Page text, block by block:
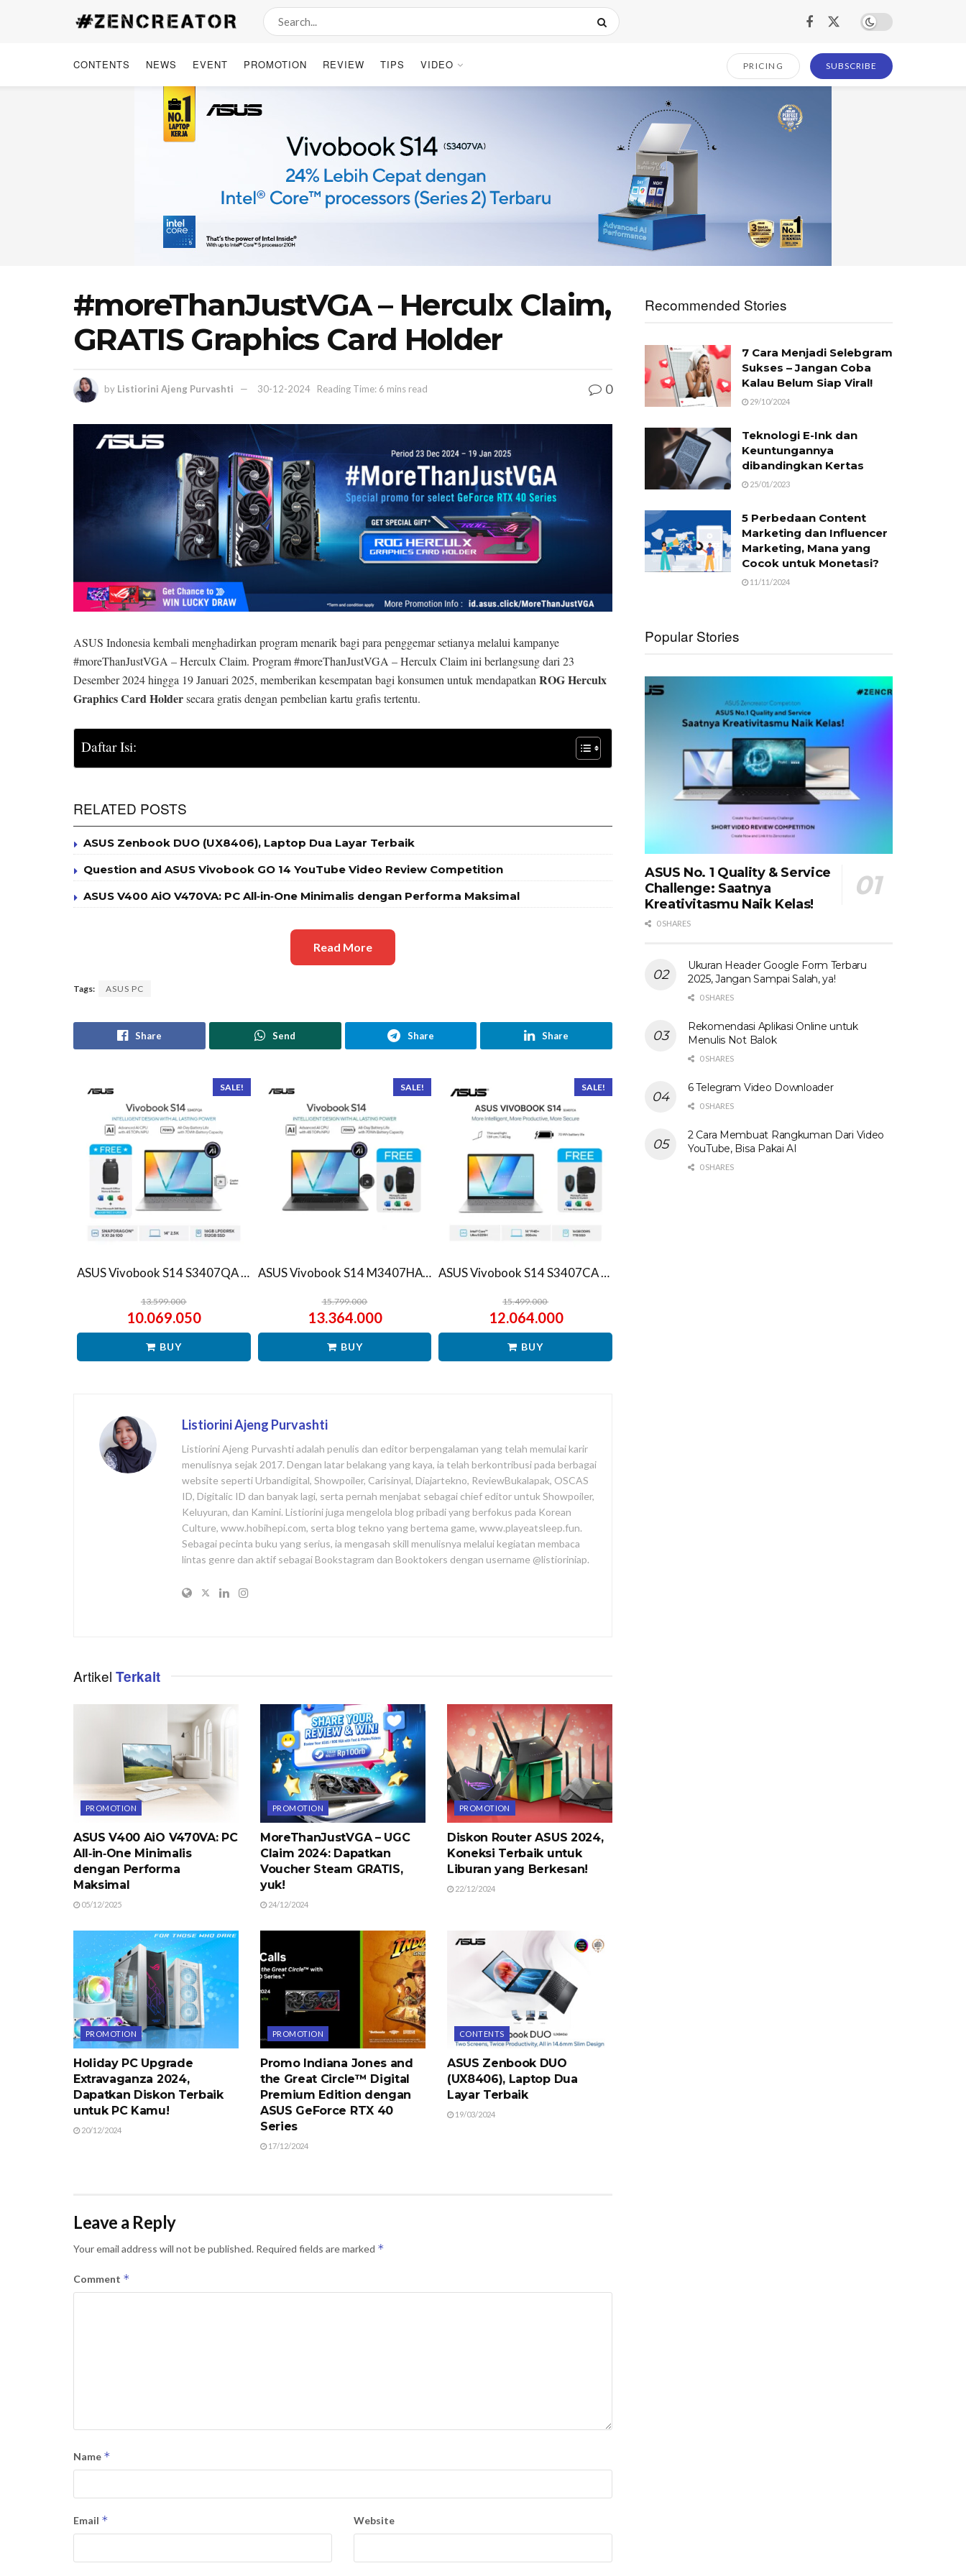
CONTENTS NEWS EVENT PROMOTION REVIEW TIPS VIDEO PRICING SUBSCRIBE
#moreThanJustVGA – Herculx Claim,
GRATIS Graphics Card Holder
by Listiorini Ajeng Purvashti 30-12-2024 Reading Time: 6 mins read 0
ASUS Indonesia kembali menghadirkan program menarik bagi para penggemar setianya melalui kampanye
#moreThanJustVGA – Herculx Claim. Program #moreThanJustVGA – Herculx Claim ini berlangsung dari 23
Desember 2024 hingga 19 Januari 2025, memberikan kesempatan bagi konsumen untuk mendapatkan ROG Herculx
Graphics Card Holdersecara gratis dengan pembelian kartu grafis tertentu.
Daftar Isi:
RELATED POSTS
ASUS Zenbook DUO (UX8406), Laptop Dua Layar Terbaik
Question and ASUS Vivobook GO 14 YouTube Video Review Competition
ASUS V400 AiO V470VA: PC All‑in‑One Minimalis dengan Performa Maksimal
Read More
Tags: ASUS PC
Share Send Share Share
SALE!
ASUS Vivobook S14 S3407QA – IPSP151M – Matte Gray
13.599.000
10.069.050
BUY
SALE!
ASUS Vivobook S14 M3407HA Ryzen 7 260 1TB SSD 16GB WUXGA IPS Win11+OHS
15.799.000
13.364.000
BUY
SALE!
ASUS Vivobook S14 S3407CA Ultra 5 225H 1TB SSD 16GB WUXGA IPS Win11+OHS
15.499.000
12.064.000
BUY
Listiorini Ajeng Purvashti
Listiorini Ajeng Purvashti adalah penulis dan editor berpengalaman yang telah memulai karir
menulisnya sejak 2017. Dengan latar belakang yang kaya, ia telah berkontribusi pada berbagai
website seperti Urbandigital, Showpoiler, Carisinyal, Diajartekno, ReviewBukalapak, OSCAS
ID, Digitalic ID dan banyak lagi, serta pernah menjabat sebagai chief editor untuk Showpoiler,
Keluyuran, dan Kamini. Listiorini juga mengelola blog pribadi yang berfokus pada Korean
Culture, www.hobihepi.com, serta blog tekno yang bertema game, www.playeatsleep.fun.
Sebagai pecinta buku yang serius, ia mengasah skill menulisnya melalui kegiatan membaca
lintas genre dan aktif sebagai Bookstagram dan Booktokers dengan username @listioriniap.
Artikel Terkait
PROMOTION
ASUS V400 AiO V470VA: PC
All‑in‑One Minimalis
dengan Performa
Maksimal
05/12/2025
PROMOTION
MoreThanJustVGA – UGC
Claim 2024: Dapatkan
Voucher Steam GRATIS,
yuk!
24/12/2024
PROMOTION
Diskon Router ASUS 2024,
Koneksi Terbaik untuk
Liburan yang Berkesan!
22/12/2024
PROMOTION
Holiday PC Upgrade
Extravaganza 2024,
Dapatkan Diskon Terbaik
untuk PC Kamu!
20/12/2024
PROMOTION
Promo Indiana Jones and
the Great Circle™ Digital
Premium Edition dengan
ASUS GeForce RTX 40
Series
17/12/2024
CONTENTS
ASUS Zenbook DUO
(UX8406), Laptop Dua
Layar Terbaik
19/03/2024
Leave a Reply
Your email address will not be published. Required fields are marked *
Comment *
Name *
Email * Website
Recommended Stories
7 Cara Menjadi Selebgram
Sukses – Jangan Coba
Kalau Belum Siap Viral!
29/10/2024
Teknologi E-Ink dan
Keuntungannya
dibandingkan Kertas
25/01/2023
5 Perbedaan Content
Marketing dan Influencer
Marketing, Mana yang
Cocok untuk Monetasi?
11/11/2024
Popular Stories
ASUS No. 1 Quality & Service
Challenge: Saatnya
Kreativitasmu Naik Kelas!
0 SHARES
Ukuran Header Google Form Terbaru
2025, Jangan Sampai Salah, ya!
0 SHARES
Rekomendasi Aplikasi Online untuk
Menulis Not Balok
0 SHARES
6 Telegram Video Downloader
0 SHARES
2 Cara Membuat Rangkuman Dari Video
YouTube, Bisa Pakai AI
0 SHARES